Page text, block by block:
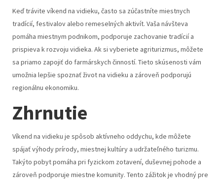
Keď trávite víkend na vidieku, často sa zúčastníte miestnych
tradícií, festivalov alebo remeselných aktivít. Vaša návšteva
pomáha miestnym podnikom, podporuje zachovanie tradícií a
prispieva k rozvoju vidieka. Ak si vyberiete agriturizmus, môžete
sa priamo zapojiť do farmárskych činností. Tieto skúsenosti vám
umožnia lepšie spoznať život na vidieku a zároveň podporujú
regionálnu ekonomiku.
Zhrnutie
Víkend na vidieku je spôsob aktívneho oddychu, kde môžete
spájať výhody prírody, miestnej kultúry a udržateľného turizmu.
Takýto pobyt pomáha pri fyzickom zotavení, duševnej pohode a
zároveň podporuje miestne komunity. Tento zážitok je vhodný pre